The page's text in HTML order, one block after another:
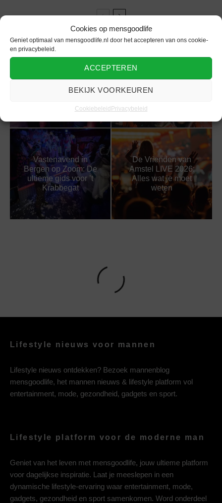
Cookies op mensgoodlife
Geniet optimaal van mensgoodlife.nl door het accepteren van ons cookie-
en privacybeleid.
ACCEPTEREN
BEKIJK VOORKEUREN
CookiebeleidPrivacybeleid
Deze festivals wil jij
niet missen in de
zomer van 2026
Oranjekoorts in
Dokkum: Alles wat je
moet weten over
Vastenavend in
Bergen op Zoom: De
ultieme gids voor ’t
Krabbegat
De Vrienden van
Amstel LIVE 2026:
Alles wat je moet
weten
Lifestyle nieuws voor mannen
Lifestyle nieuws ontdekken? Bezoek mannenblog
mensgoodlife, het mannen nieuws & lifestyle platform vol
entertainment, mode, gezondheid, gadgets en sport.
Lifestyle platform voor de moderne man
Geniet van het leven met mensgoodlife, jouw ultieme platform
voor dagelijkse inspiratie. Laat je meeslepen in een
dynamische lifestyle-ervaring waar entertainment, mode,
gadgets, gezondheid en sport samenkomen. Word onderdeel